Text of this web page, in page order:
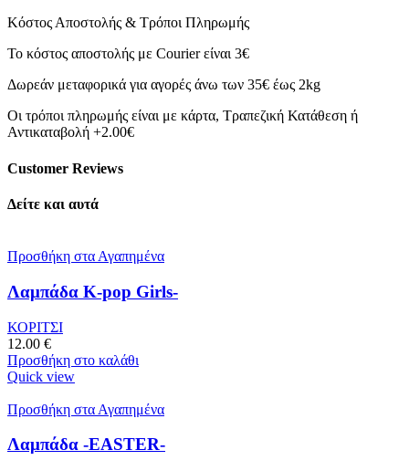
Κόστος Αποστολής & Τρόποι Πληρωμής
Το κόστος αποστολής με Courier είναι 3€
Δωρεάν μεταφορικά για αγορές άνω των 35€ έως 2kg
Οι τρόποι πληρωμής είναι με κάρτα, Τραπεζική Κατάθεση ή
Αντικαταβολή +2.00€
Customer Reviews
Δείτε και αυτά
Προσθήκη στα Αγαπημένα
Λαμπάδα Κ-pop Girls-
ΚΟΡΙΤΣΙ
12.00 €
Προσθήκη στο καλάθι
Quick view
Προσθήκη στα Αγαπημένα
Λαμπάδα -EASTER-